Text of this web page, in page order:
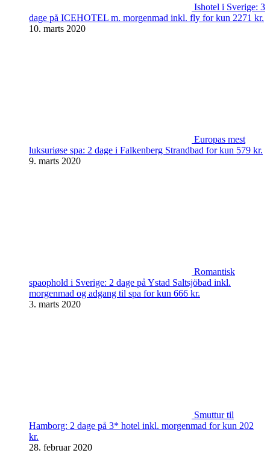
Ishotel i Sverige: 3
dage på ICEHOTEL m. morgenmad inkl. fly for kun 2271 kr.
10. marts 2020
Europas mest
luksuriøse spa: 2 dage i Falkenberg Strandbad for kun 579 kr.
9. marts 2020
Romantisk
spaophold i Sverige: 2 dage på Ystad Saltsjöbad inkl.
morgenmad og adgang til spa for kun 666 kr.
3. marts 2020
Smuttur til
Hamborg: 2 dage på 3* hotel inkl. morgenmad for kun 202
kr.
28. februar 2020